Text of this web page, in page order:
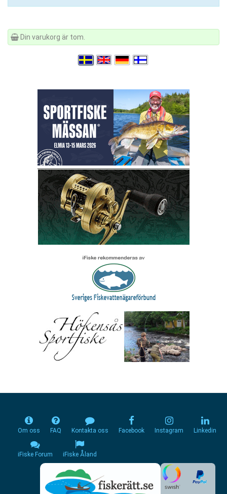
Din varukorg är tom.
Om oss FAQ Kontakta oss Facebook Instagram Linkedin
iFiske Forum iFiske Åland